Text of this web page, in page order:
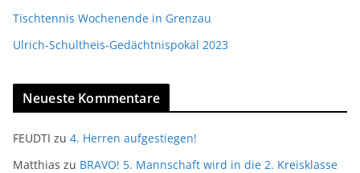
Tischtennis Wochenende in Grenzau
Ulrich-Schultheis-Gedächtnispokal 2023
Neueste Kommentare
FEUDTI zu 4. Herren aufgestiegen!
Matthias zu BRAVO! 5. Mannschaft wird in die 2. Kreisklasse